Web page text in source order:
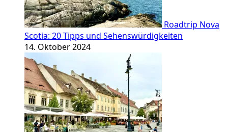
Roadtrip Nova
Scotia: 20 Tipps und Sehenswürdigkeiten
14. Oktober 2024